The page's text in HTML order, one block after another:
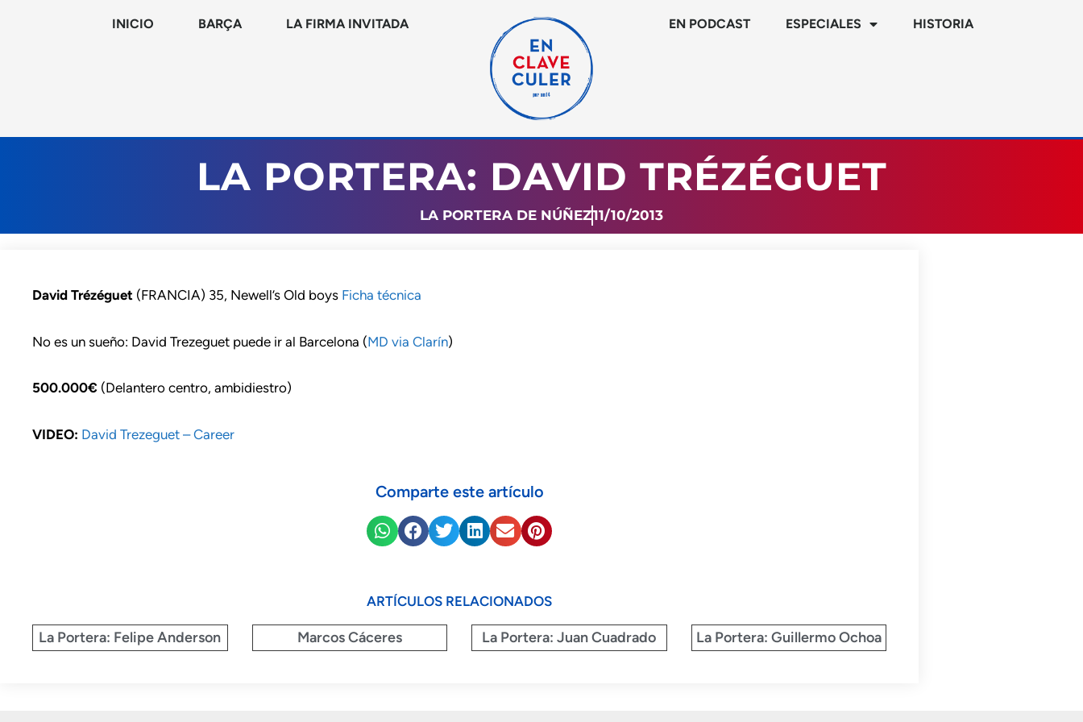
INICIO BARÇA LA FIRMA INVITADA EN PODCAST ESPECIALES HISTORIA
LA PORTERA: DAVID TRÉZÉGUET
LA PORTERA DE NÚÑEZ11/10/2013
David Trézéguet (FRANCIA) 35, Newell’s Old boys Ficha técnica
No es un sueño: David Trezeguet puede ir al Barcelona (MD via Clarín)
500.000€ (Delantero centro, ambidiestro)
VIDEO: David Trezeguet – Career
Comparte este artículo
ARTÍCULOS RELACIONADOS
La Portera: Felipe Anderson Marcos Cáceres La Portera: Juan Cuadrado La Portera: Guillermo Ochoa